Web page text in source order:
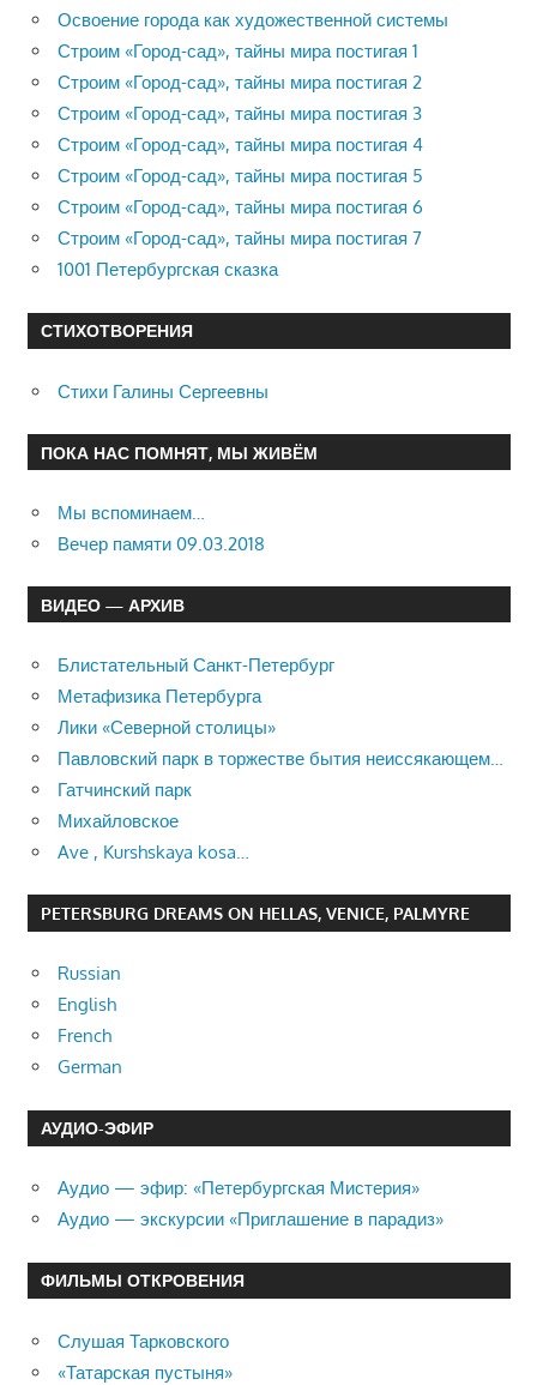
Освоение города как художественной системы
Строим «Город-сад», тайны мира постигая 1
Строим «Город-сад», тайны мира постигая 2
Строим «Город-сад», тайны мира постигая 3
Строим «Город-сад», тайны мира постигая 4
Строим «Город-сад», тайны мира постигая 5
Строим «Город-сад», тайны мира постигая 6
Строим «Город-сад», тайны мира постигая 7
1001 Петербургская сказка
СТИХОТВОРЕНИЯ
Стихи Галины Сергеевны
ПОКА НАС ПОМНЯТ, МЫ ЖИВЁМ
Мы вспоминаем…
Вечер памяти 09.03.2018
ВИДЕО — АРХИВ
Блистательный Санкт-Петербург
Метафизика Петербурга
Лики «Северной столицы»
Павловский парк в торжестве бытия неиссякающем…
Гатчинский парк
Михайловское
Ave , Kurshskaya kosa…
PETERSBURG DREAMS ON HELLAS, VENICE, PALMYRE
Russian
English
French
German
АУДИО-ЭФИР
Аудио — эфир: «Петербургская Мистерия»
Аудио — экскурсии «Приглашение в парадиз»
ФИЛЬМЫ ОТКРОВЕНИЯ
Слушая Тарковского
«Татарская пустыня»